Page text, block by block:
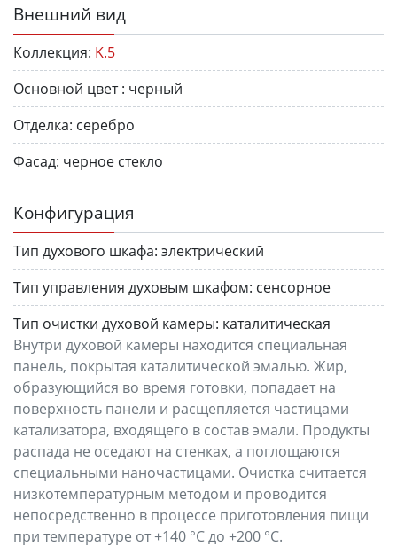
Внешний вид
Коллекция: K.5
Основной цвет : черный
Отделка: серебро
Фасад: черное стекло
Конфигурация
Тип духового шкафа: электрический
Тип управления духовым шкафом: сенсорное
Тип очистки духовой камеры: каталитическая
Внутри духовой камеры находится специальная
панель, покрытая каталитической эмалью. Жир,
образующийся во время готовки, попадает на
поверхность панели и расщепляется частицами
катализатора, входящего в состав эмали. Продукты
распада не оседают на стенках, а поглощаются
специальными наночастицами. Очистка считается
низкотемпературным методом и проводится
непосредственно в процессе приготовления пищи
при температуре от +140 °C до +200 °C.